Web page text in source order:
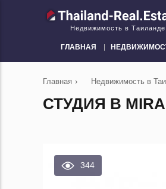
Недвижимость в Таиланде
ГЛАВНАЯ
Главная › Недвижимость в
СТУДИЯ В
344